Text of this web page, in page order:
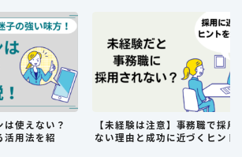
は使えない？
活用法を紹
【未経験は注意】事務職で採用
ない理由と成功に近づくヒント